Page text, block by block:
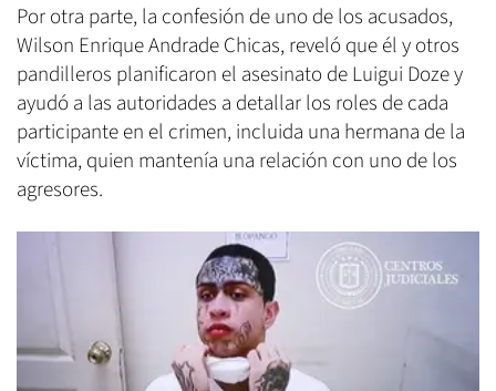
Por otra parte, la confesión de uno de los acusados,
Wilson Enrique Andrade Chicas, reveló que él y otros
pandilleros planificaron el asesinato de Luigui Doze y
ayudó a las autoridades a detallar los roles de cada
participante en el crimen, incluida una hermana de la
víctima, quien mantenía una relación con uno de los
agresores.